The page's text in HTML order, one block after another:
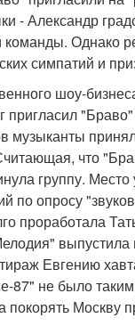
- Александр
Однако
симпатий и
шоу-
пригласил
музыканты
что
группу.
по опросу
проработала
Евгению
87" не было
Москву